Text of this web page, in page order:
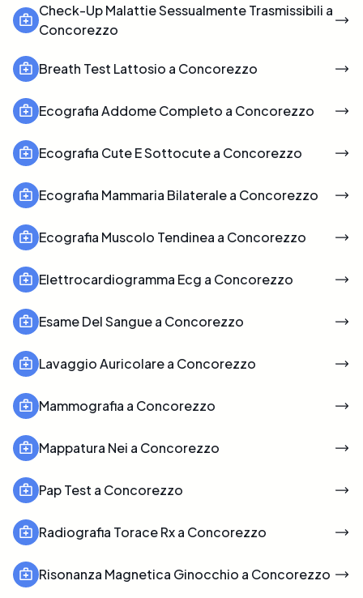
Check-Up Malattie Sessualmente Trasmissibili a
Concorezzo
Breath Test Lattosio a Concorezzo
Ecografia Addome Completo a Concorezzo
Ecografia Cute E Sottocute a Concorezzo
Ecografia Mammaria Bilaterale a Concorezzo
Ecografia Muscolo Tendinea a Concorezzo
Elettrocardiogramma Ecg a Concorezzo
Esame Del Sangue a Concorezzo
Lavaggio Auricolare a Concorezzo
Mammografia a Concorezzo
Mappatura Nei a Concorezzo
Pap Test a Concorezzo
Radiografia Torace Rx a Concorezzo
Risonanza Magnetica Ginocchio a Concorezzo